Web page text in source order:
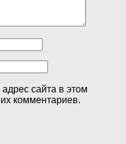
сайта в этом
комментариев.